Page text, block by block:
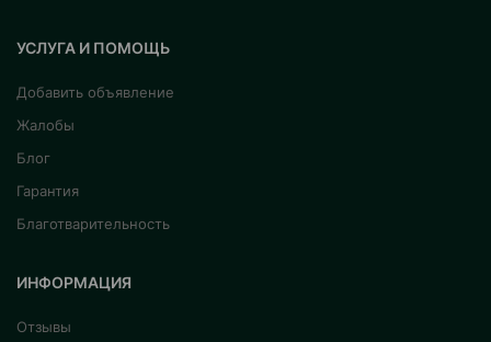
УСЛУГА И ПОМОЩЬ
Добавить объявление
Жалобы
Блог
Гарантия
Благотварительность
ИНФОРМАЦИЯ
Отзывы